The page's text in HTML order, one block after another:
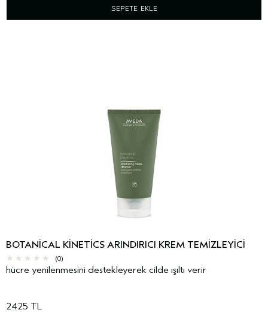
SEPETE EKLE
BOTANICAL KINETICS ARINDIRICI KREM TEMIZLEYICI
(0)
hücre yenilenmesini destekleyerek cilde ışıltı verir
2425 TL